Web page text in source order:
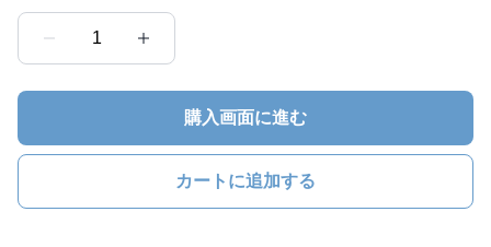
1
購入画面に進む
カートに追加する